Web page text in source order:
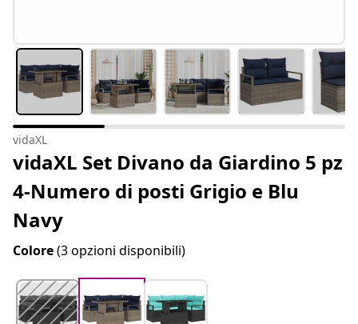
vidaXL
vidaXL Set Divano da Giardino 5 pz
4-Numero di posti Grigio e Blu
Navy
Colore(3 opzioni disponibili)